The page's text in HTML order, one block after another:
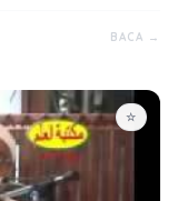
BACA →
☆